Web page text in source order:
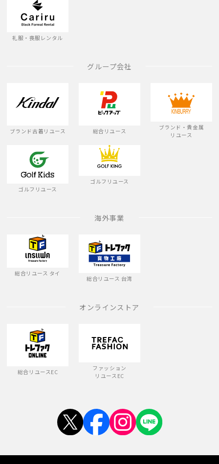
礼服・喪服レンタル
グループ会社
ブランド古着リユース 総合リユース
ブランド・貴金属
リユース
ゴルフリユース
ゴルフリユース
海外事業
総合リユース タイ
総合リユース 台湾
オンラインストア
総合リユースEC
ファッション
リユースEC